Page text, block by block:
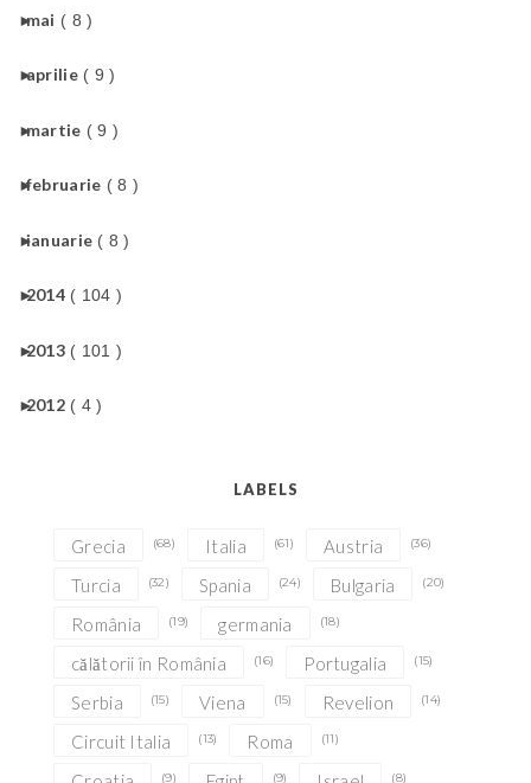
►
mai ( 8 )
►
aprilie ( 9 )
►
martie ( 9 )
►
februarie ( 8 )
►
ianuarie ( 8 )
►
2014 ( 104 )
►
2013 ( 101 )
►
2012 ( 4 )
LABELS
Grecia (68) Italia (61) Austria (36)
Turcia (32) Spania (24) Bulgaria (20)
România (19) germania (18)
călătorii în România (16) Portugalia (15)
Serbia (15) Viena (15) Revelion (14)
Circuit Italia (13) Roma (11)
(9) (9) (8)